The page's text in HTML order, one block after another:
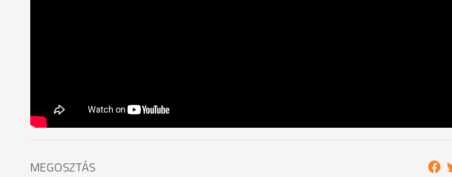
MEGOSZTÁS